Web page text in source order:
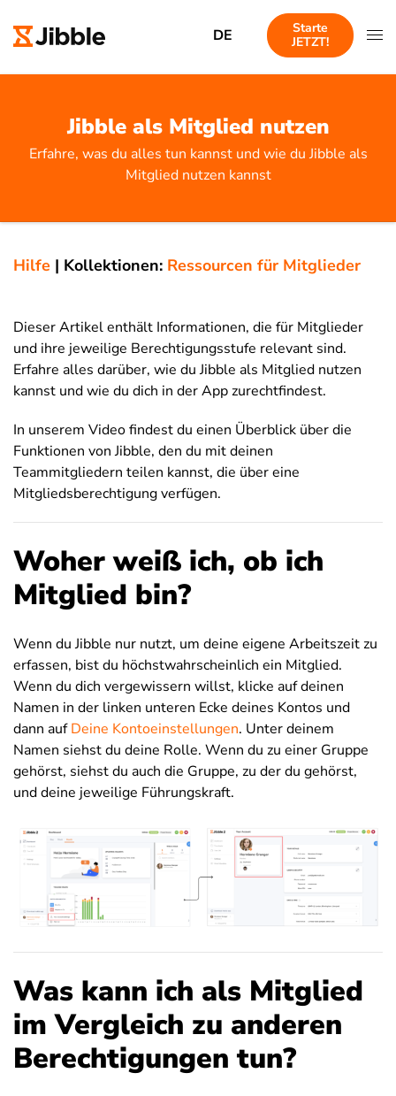
DE
Starte
JETZT!
Jibble als Mitglied nutzen
Erfahre, was du alles tun kannst und wie du Jibble als
Mitglied nutzen kannst
Hilfe | Kollektionen: Ressourcen für Mitglieder
Dieser Artikel enthält Informationen, die für Mitglieder
und ihre jeweilige Berechtigungsstufe relevant sind.
Erfahre alles darüber, wie du Jibble als Mitglied nutzen
kannst und wie du dich in der App zurechtfindest.
In unserem Video findest du einen Überblick über die
Funktionen von Jibble, den du mit deinen
Teammitgliedern teilen kannst, die über eine
Mitgliedsberechtigung verfügen.
Woher weiß ich, ob ich
Mitglied bin?
Wenn du Jibble nur nutzt, um deine eigene Arbeitszeit zu
erfassen, bist du höchstwahrscheinlich ein Mitglied.
Wenn du dich vergewissern willst, klicke auf deinen
Namen in der linken unteren Ecke deines Kontos und
dann aufDeine Kontoeinstellungen. Unter deinem
Namen siehst du deine Rolle. Wenn du zu einer Gruppe
gehörst, siehst du auch die Gruppe, zu der du gehörst,
und deine jeweilige Führungskraft.
Was kann ich als Mitglied
im Vergleich zu anderen
Berechtigungen tun?